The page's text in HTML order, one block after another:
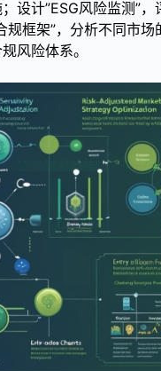
设计”ESG风险监测”
框架”，分析不同市
风险体系。